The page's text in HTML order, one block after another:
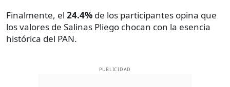
Finalmente, el 24.4% de los participantes opina que
los valores de Salinas Pliego chocan con la esencia
histórica del PAN.
PUBLICIDAD